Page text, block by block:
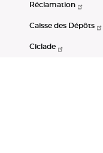
Réclamation
Caisse des Dépôts
Ciclade